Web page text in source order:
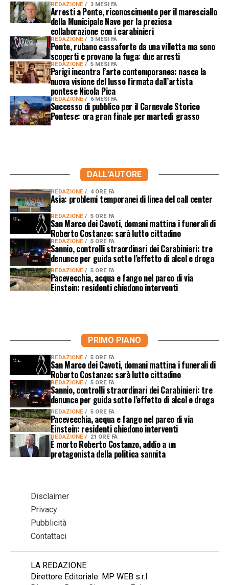
REDAZIONE 3 MESI FA
Arresti a Ponte, riconoscimento per il maresciallo
della Municipale Nave per la preziosa
collaborazione con i carabinieri
REDAZIONE 3 MESI FA
Ponte, rubano cassaforte da una villetta ma sono
scoperti e provano la fuga: due arresti
REDAZIONE 5 MESI FA
Parigi incontra l’arte contemporanea: nasce la
nuova visione del lusso firmata dall’artista
pontese Nicola Pica
REDAZIONE 6 MESI FA
Successo di pubblico per il Carnevale Storico
Pontese: ora gran finale per martedì grasso
DALL'AUTORE
REDAZIONE 4 ORE FA
Asia: problemi temporanei di linea del call center
REDAZIONE 5 ORE FA
San Marco dei Cavoti, domani mattina i funerali di
Roberto Costanzo: sarà lutto cittadino
REDAZIONE 5 ORE FA
Sannio, controlli straordinari dei Carabinieri: tre
denunce per guida sotto l’effetto di alcol e droga
REDAZIONE 5 ORE FA
Pacevecchia, acqua e fango nel parco di via
Einstein: residenti chiedono interventi
PRIMO PIANO
REDAZIONE 5 ORE FA
San Marco dei Cavoti, domani mattina i funerali di
Roberto Costanzo: sarà lutto cittadino
REDAZIONE 5 ORE FA
Sannio, controlli straordinari dei Carabinieri: tre
denunce per guida sotto l’effetto di alcol e droga
REDAZIONE 5 ORE FA
Pacevecchia, acqua e fango nel parco di via
Einstein: residenti chiedono interventi
REDAZIONE 21 ORE FA
È morto Roberto Costanzo, addio a un
protagonista della politica sannita
Disclaimer
Privacy
Pubblicità
Contattaci
LA REDAZIONE
Direttore Editoriale: MP WEB s.r.l.